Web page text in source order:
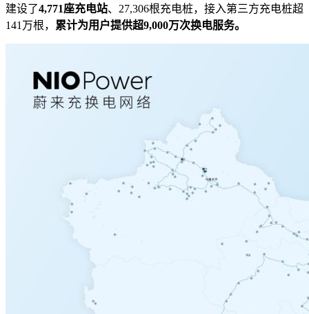
建设了4,771座充电站、27,306根充电桩，接入第三方充电桩超
141万根， 累计为用户提供超9,000万次换电服务。